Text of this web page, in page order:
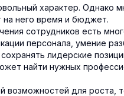
характер. Однако
на него время и бюджет.
сотрудников есть
персонала, умение
лидерские
найти нужных
возможностей для роста,